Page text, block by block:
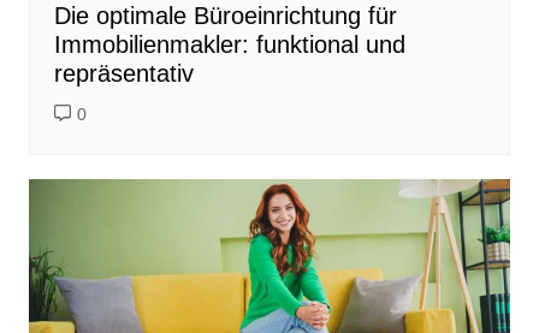
Die optimale Büroeinrichtung für
Immobilienmakler: funktional und
repräsentativ
0